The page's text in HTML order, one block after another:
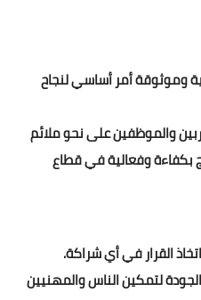
وموثوقة أمر أساسي لنجاح
والموظفين على نحو ملائم
بكفاءة وفعالية في قطاع
القرار في أي شراكة.
لتمكين الناس والمهنيين